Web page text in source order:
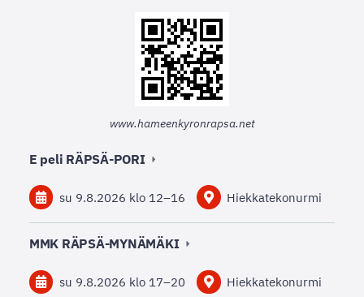
www.hameenkyronrapsa.net
E peli RÄPSÄ-PORI
su 9.8.2026 klo 12–16 Hiekkatekonurmi
MMK RÄPSÄ-MYNÄMÄKI
su 9.8.2026 klo 17–20 Hiekkatekonurmi